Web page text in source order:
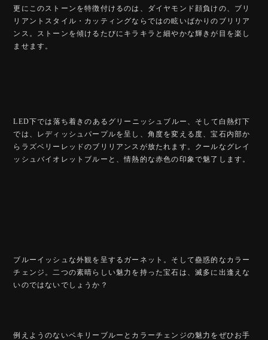
更にこのストーンを特徴付けるのは、ダイヤモンド顔負けの、ブリ
リアントスタイル・カッティングならではの眩いばかりのブリリア
ンス。ストーンを傾けるたびにキラキラと細やかな輝きが目を楽し
ませます。
LED下では落ち着きのあるグリーニッシュブルー、そして白熱灯下
では、レディッシュパープルを呈し、角度を変える度、宝石内部か
らラズベリーレッドのブリリアンスが放たれます。クールなグレイ
ッシュバイオレットブルーと、情熱的な赤色の印象で魅了します。
ブルーイッシュな外観を呈するガーネット。そして蠱惑的なカラー
チェンジ。二つの素晴らしい魅力を持った宝石は、滅多に出逢えな
いのではないでしょうか？
例えようのないベキリーブルーとカラーチェンジの魅力をぜひお手